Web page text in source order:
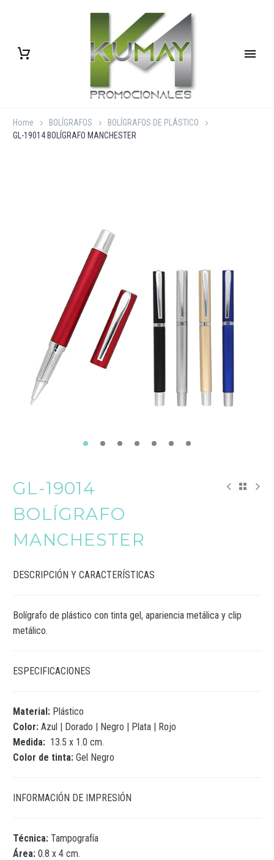
Home BOLÍGRAFOS
BOLÍGRAFOS DE PLÁSTICO
GL-19014 BOLÍGRAFO MANCHESTER
GL-19014
BOLÍGRAFO
MANCHESTER
DESCRIPCIÓN Y CARACTERÍSTICAS
Bolígrafo de plástico con tinta gel, apariencia metálica y clip
metálico.
ESPECIFICACIONES
Material: Plástico
Color: Azul | Dorado | Negro | Plata | Rojo
Medida: 13.5 x 1.0 cm.
Color de tinta: Gel Negro
INFORMACIÓN DE IMPRESIÓN
Técnica: Tampografía
Área: 0.8 x 4 cm.